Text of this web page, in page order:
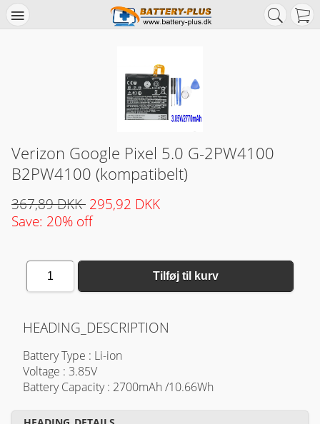
Verizon Google Pixel 5.0 G-2PW4100
B2PW4100 (kompatibelt)
367,89 DKK 295,92 DKK
Save: 20% off
1 Tilføj til kurv
HEADING_DESCRIPTION
Battery Type : Li-ion
Voltage : 3.85V
Battery Capacity : 2700mAh /10.66Wh